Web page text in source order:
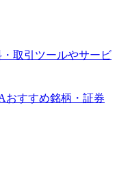
取引ツールやサービ
おすすめ銘柄・証券